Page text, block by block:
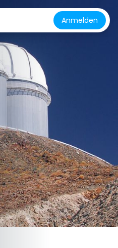
Anmelden